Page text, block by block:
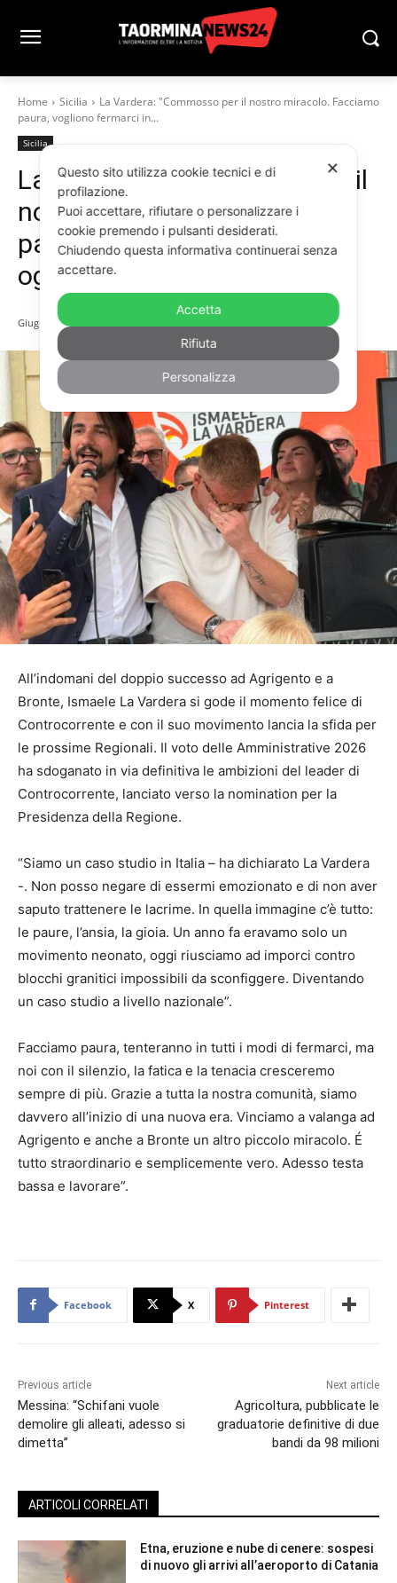
Home Sicilia
La Vardera: "Commosso per il nostro miracolo. Facciamo
paura, vogliono fermarci in...
Sicilia
La Vardera: “Commosso per il
nostro miracolo. Facciamo
paura, vogliono fermarci in
ogni modo”
Giugno 9, 2026
All’indomani del doppio successo ad Agrigento e a
Bronte, Ismaele La Vardera si gode il momento felice di
Controcorrente e con il suo movimento lancia la sfida per
le prossime Regionali. Il voto delle Amministrative 2026
ha sdoganato in via definitiva le ambizioni del leader di
Controcorrente, lanciato verso la nomination per la
Presidenza della Regione.
“Siamo un caso studio in Italia – ha dichiarato La Vardera
-. Non posso negare di essermi emozionato e di non aver
saputo trattenere le lacrime. In quella immagine c’è tutto:
le paure, l’ansia, la gioia. Un anno fa eravamo solo un
movimento neonato, oggi riusciamo ad imporci contro
blocchi granitici impossibili da sconfiggere. Diventando
un caso studio a livello nazionale”.
Facciamo paura, tenteranno in tutti i modi di fermarci, ma
noi con il silenzio, la fatica e la tenacia cresceremo
sempre di più. Grazie a tutta la nostra comunità, siamo
davvero all’inizio di una nuova era. Vinciamo a valanga ad
Agrigento e anche a Bronte un altro piccolo miracolo. É
tutto straordinario e semplicemente vero. Adesso testa
bassa e lavorare”.
Facebook X Pinterest
Previous article
Messina: “Schifani vuole
demolire gli alleati, adesso si
dimetta”
Next article
Agricoltura, pubblicate le
graduatorie definitive di due
bandi da 98 milioni
ARTICOLI CORRELATI
Etna, eruzione e nube di cenere: sospesi
di nuovo gli arrivi all’aeroporto di Catania
✕
Questo sito utilizza cookie tecnici e di
profilazione.
Puoi accettare, rifiutare o personalizzare i
cookie premendo i pulsanti desiderati.
Chiudendo questa informativa continuerai senza
accettare.
Accetta
Rifiuta
Personalizza